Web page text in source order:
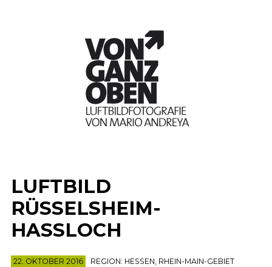
LUFTBILD
RÜSSELSHEIM-
HASSLOCH
22. OKTOBER 2016 REGION: HESSEN, RHEIN-MAIN-GEBIET